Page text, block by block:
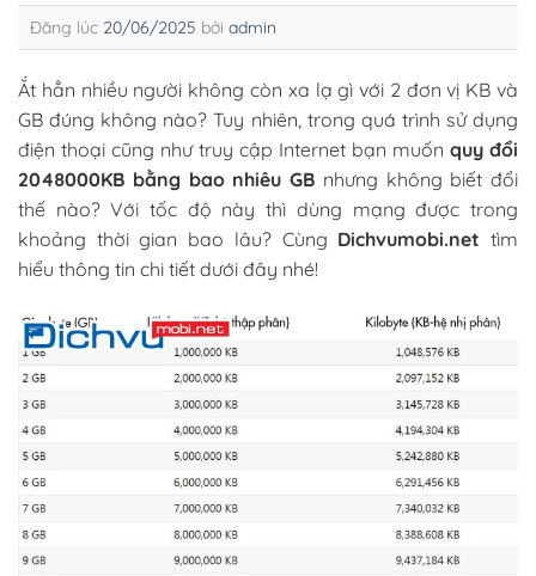
Đăng lúc 20/06/2025 bởi admin
Ắt hẳn nhiều người không còn xa lạ gì với 2 đơn vị KB và
GB đúng không nào? Tuy nhiên, trong quá trình sử dụng
điện thoại cũng như truy cập Internet bạn muốn quy đổi
2048000KB bằng bao nhiêu GB nhưng không biết đổi
thế nào? Với tốc độ này thì dùng mạng được trong
khoảng thời gian bao lâu? Cùng Dichvumobi.net tìm
hiểu thông tin chi tiết dưới đây nhé!